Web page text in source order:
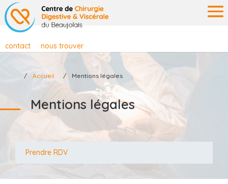
contact nous trouver
Accueil Mentions légales
Mentions légales
Prendre RDV